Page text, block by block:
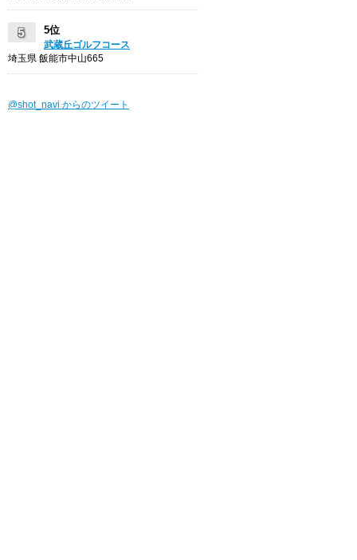
5位
武蔵丘ゴルフコース
埼玉県 飯能市中山665
@shot_navi からのツイート